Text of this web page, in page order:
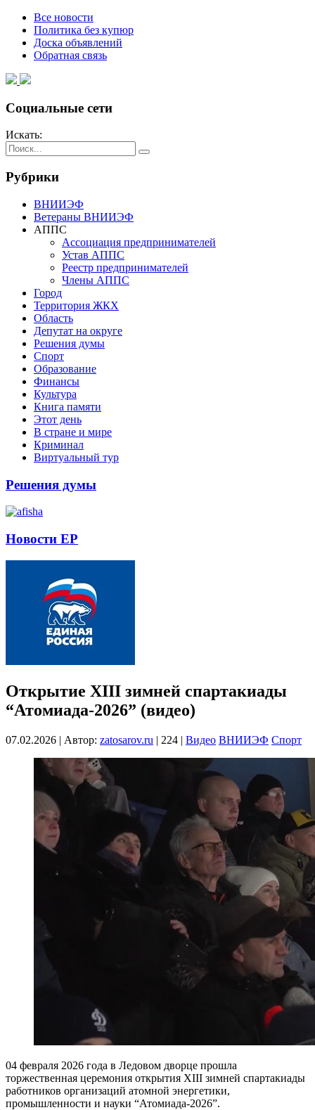
Все новости
Политика без купюр
Доска объявлений
Обратная связь
Социальные сети
Искать:
Рубрики
ВНИИЭФ
Ветераны ВНИИЭФ
АППС
Ассоциация предпринимателей
Устав АППС
Реестр предпринимателей
Члены АППС
Город
Территория ЖКХ
Область
Депутат на округе
Решения думы
Спорт
Образование
Финансы
Культура
Книга памяти
Этот день
В стране и мире
Криминал
Виртуальный тур
Решения думы
Новости ЕР
Открытие XIII зимней спартакиады
“Атомиада-2026” (видео)
07.02.2026 | Автор: zatosarov.ru | 224 | Видео ВНИИЭФ Спорт
04 февраля 2026 года в Ледовом дворце прошла
торжественная церемония открытия XIII зимней спартакиады
работников организаций атомной энергетики,
промышленности и науки “Атомиада-2026”.